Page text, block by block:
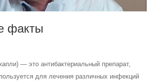
факты
— это антибактериальный препарат,
для лечения различных инфекций